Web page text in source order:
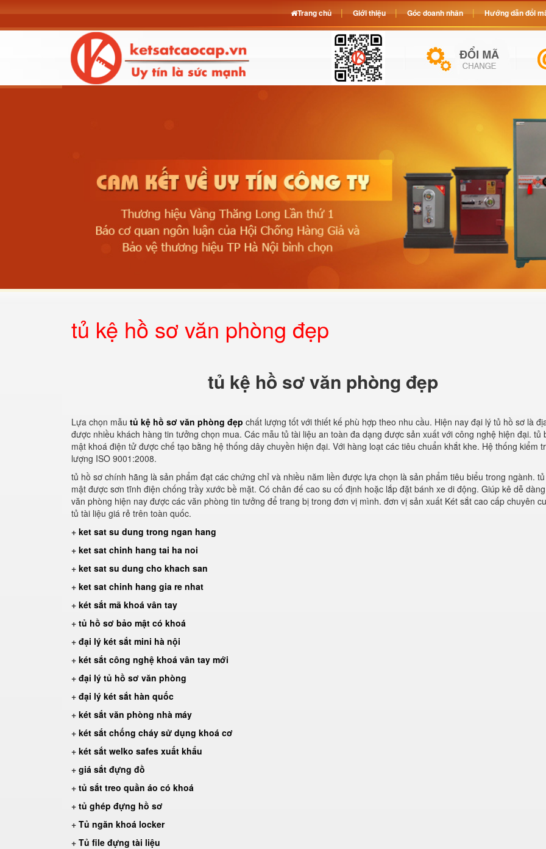
tủ kệ hồ sơ văn phòng đẹp
tủ kệ hồ sơ văn phòng đẹp
Lựa chọn mẫu tủ kệ hồ sơ văn phòng đẹp chất lượng tốt với thiết kế phù hợp theo nhu cầu. Hiện nay đại lý tủ hồ sơ là
được nhiều khách hàng tin tưởng chọn mua. Các mẫu tủ tài liệu an toàn đa dạng được sản xuất với công nghệ hiện đại. tủ
mật khoá điện tử được chế tạo bằng hệ thống dây chuyền hiện đại. Với hàng loạt các tiêu chuẩn khắt khe. Hệ thống kiểm
lượng ISO 9001:2008.
tủ hồ sơ chính hãng là sản phẩm đạt các chứng chỉ và nhiều năm liền được lựa chọn là sản phẩm tiêu biểu trong ngành.
mật được sơn tĩnh điện chống trầy xước bề mặt. Có chân đế cao su cố định hoặc lắp đặt bánh xe di động. Giúp kê dễ
văn phòng hiện nay được các văn phòng tin tưởng để trang bị trong đơn vị mình. đơn vị sản xuất Két sắt cao cấp chuyên
tủ tài liệu giá rẻ trên toàn quốc.
+ ket sat su dung trong ngan hang
+ ket sat chinh hang tai ha noi
+ ket sat su dung cho khach san
+ ket sat chinh hang gia re nhat
+ két sắt mã khoá vân tay
+ tủ hồ sơ bảo mật có khoá
+ đại lý két sắt mini hà nội
+ két sắt công nghệ khoá vân tay mới
+ đại lý tủ hồ sơ văn phòng
+ đại lý két sắt hàn quốc
+ két sắt văn phòng nhà máy
+ két sắt chống cháy sử dụng khoá cơ
+ két sắt welko safes xuất khẩu
+ giá sắt đựng đồ
+ tủ sắt treo quần áo có khoá
+ tủ ghép đựng hồ sơ
+ Tủ ngăn khoá locker
+ Tủ file đựng tài liệu
Trang chủ Giới thiệu Góc doanh nhân Hướng dẫn đổi